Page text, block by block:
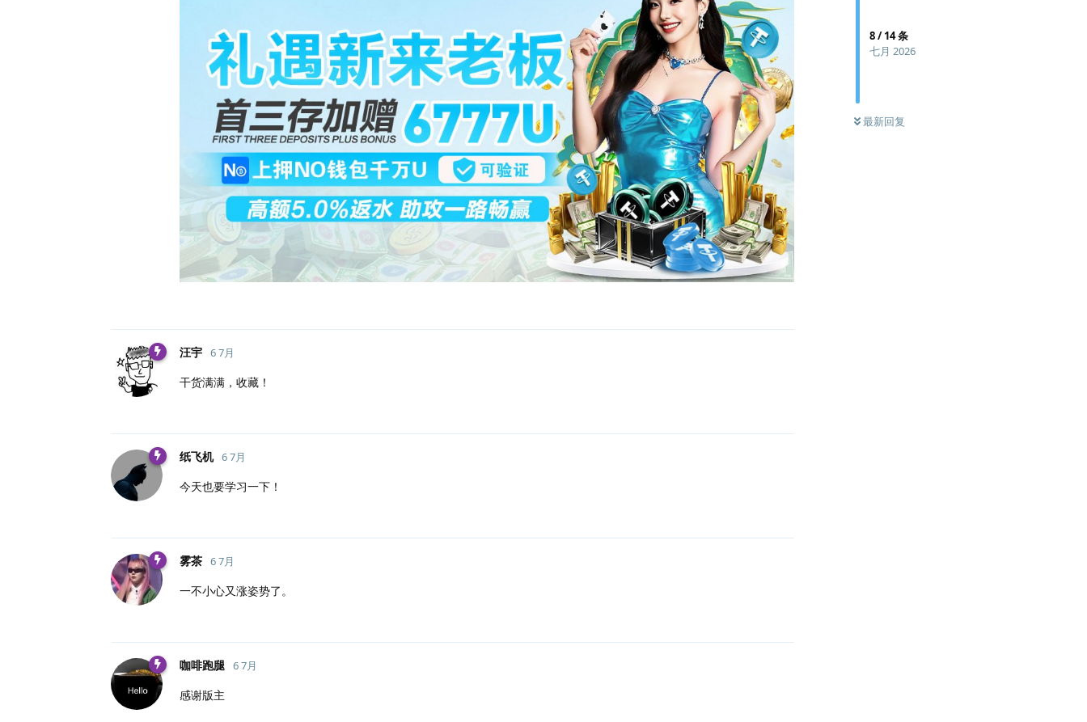
8/14条
七月 2026
最新回复
汪宇 6 7月
干货满满，收藏！
纸飞机 6 7月
今天也要学习一下！
雾茶 6 7月
一不小心又涨姿势了。
咖啡跑腿 6 7月
感谢版主